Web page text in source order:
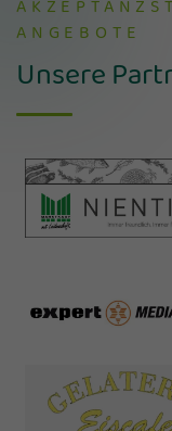
ANGEBOTE
Unsere